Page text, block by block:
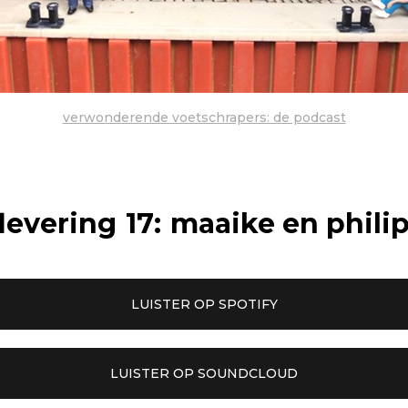
verwonderende voetschrapers: de podcast
17: maaike en
LUISTER OP SPOTIFY
LUISTER OP SOUNDCLOUD